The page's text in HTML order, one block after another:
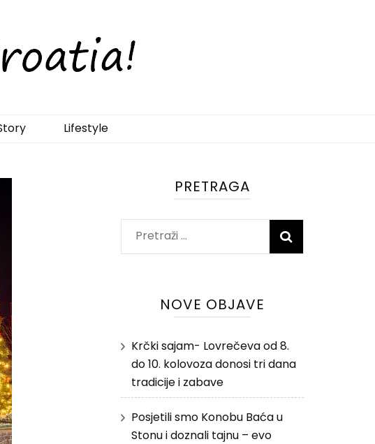
Lifestyle
PRETRAGA
Pretraži:
NOVE OBJAVE
Krčki sajam- Lovrečeva od 8.
do 10. kolovoza donosi tri dana
tradicije i zabave
Posjetili smo Konobu Baća u
Stonu i doznali tajnu – evo